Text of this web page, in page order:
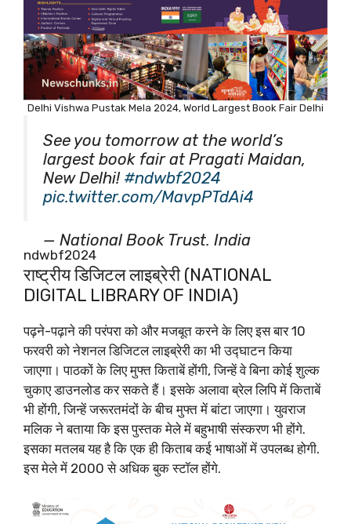
Delhi Vishwa Pustak Mela 2024, World Largest Book Fair Delhi
See you tomorrow at the world’s
largest book fair at Pragati Maidan,
New Delhi! #ndwbf2024
pic.twitter.com/MavpPTdAi4
— National Book Trust, India
(@nbt_india)
ndwbf2024
राष्ट्रीय डिजिटल लाइब्रेरी (NATIONAL
DIGITAL LIBRARY OF INDIA)
पढ़ने-पढ़ाने की परंपरा को और मजबूत करने के लिए इस बार 10
फरवरी को नेशनल डिजिटल लाइब्रेरी का भी उद्घाटन किया
जाएगा। पाठकों के लिए मुफ्त किताबें होंगी, जिन्हें वे बिना कोई शुल्क
चुकाए डाउनलोड कर सकते हैं। इसके अलावा ब्रेल लिपि में किताबें
भी होंगी, जिन्हें जरूरतमंदों के बीच मुफ्त में बांटा जाएगा। युवराज
मलिक ने बताया कि इस पुस्तक मेले में बहुभाषी संस्करण भी होंगे.
इसका मतलब यह है कि एक ही किताब कई भाषाओं में उपलब्ध होगी.
इस मेले में 2000 से अधिक बुक स्टॉल होंगे.